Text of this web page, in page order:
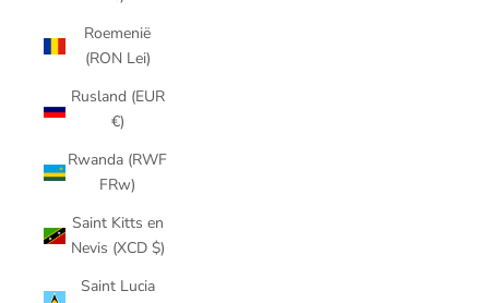
Roemenië
(RON Lei)
Rusland (EUR
€)
Rwanda (RWF
FRw)
Saint Kitts en
Nevis (XCD $)
Saint Lucia